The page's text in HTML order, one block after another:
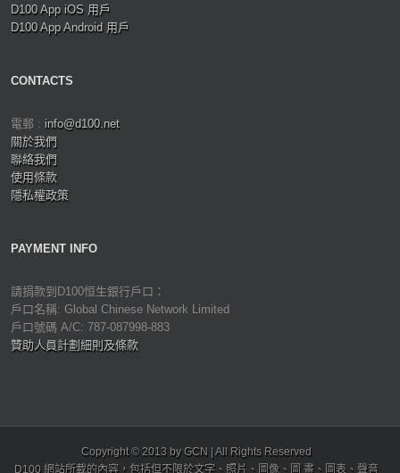
D100 App iOS 用戶
D100 App Android 用戶
CONTACTS
電郵 : info@d100.net
關於我們
聯絡我們
使用條款
隱私權政策
PAYMENT INFO
請捐款到D100恒生銀行戶口：
戶口名稱: Global Chinese Network Limited
戶口號碼 A/C: 787-087998-883
贊助人員計劃細則及條款
Copyright © 2013 by GCN | All Rights Reserved
D100 網站所載的內容，包括但不限於文字、照片、圖像、圖 畫、圖表、聲音